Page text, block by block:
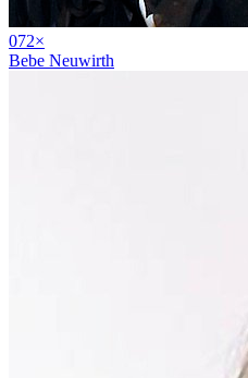
072×
Bebe Neuwirth